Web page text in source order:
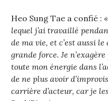
Heo Sung Tae a confié :
lequel j’ai travaillé
de ma vie, et c’est aussi
grande force. Je
toute mon énergie dans
de ne plus avoir
carrière d’acteur, car je